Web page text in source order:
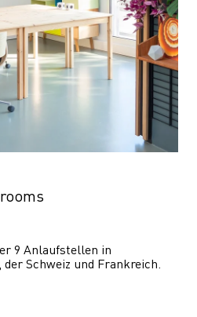
9 Anlaufstellen in
Schweiz und Frankreich.